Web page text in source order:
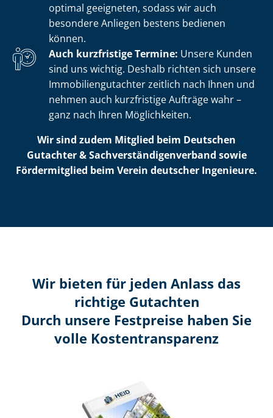
optimal geeigneten, sodass wir auch
besondere Anliegen bestens bedienen
können.
Auch kurzfristige Termine: Unsere Kunden
sind uns wichtig. Deshalb richten sich unsere
Im­mo­bi­li­en­gut­ach­ter zeitlich nach Ihnen und
nehmen auch kurzfristige Aufträge wahr –
ganz nach Ihren Möglichkeiten.
Wir sind zudem Mitglied beim Deutschen
Gutachter & Sach­ver­stän­di­gen­ver­band sowie
Fördermitglied beim Verein deutscher Ingenieure.
Wir bieten für jeden Anlass das
richtige Gutachten
Durch unsere Festpreise haben Sie
volle Kosten­transparenz